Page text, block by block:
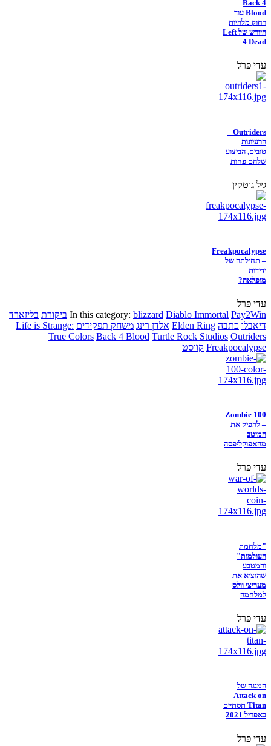
Back 4
Blood עוד
רחוק מלהיות
היורש של Left
4 Dead
עדי פרל
Outriders –
הרעיונות
טובים, הביצוע
שלהם פחות
גיל גוטקין
Freakpocalypse
– תחילתה של
ידידות
מופלאה?
עדי פרל
In this category: blizzard Diablo Immortal Pay2Win ביקורת בליזארד
דיאבלו כתבה Elden Ring אלדן רינג משחק תפקידים Life is Strange:
True Colors Back 4 Blood Turtle Rock Studios Outriders
Freakpocalypse קווסט
Zombie 100
– להפיק את
המיטב
מהאפוקליפסה
עדי פרל
"מלחמת
העולמות"
והמטבע
שהוציא את
מעריצי וולס
למלחמה
עדי פרל
המנגה של
Attack on
Titan תסתיים
באפריל 2021
עדי פרל